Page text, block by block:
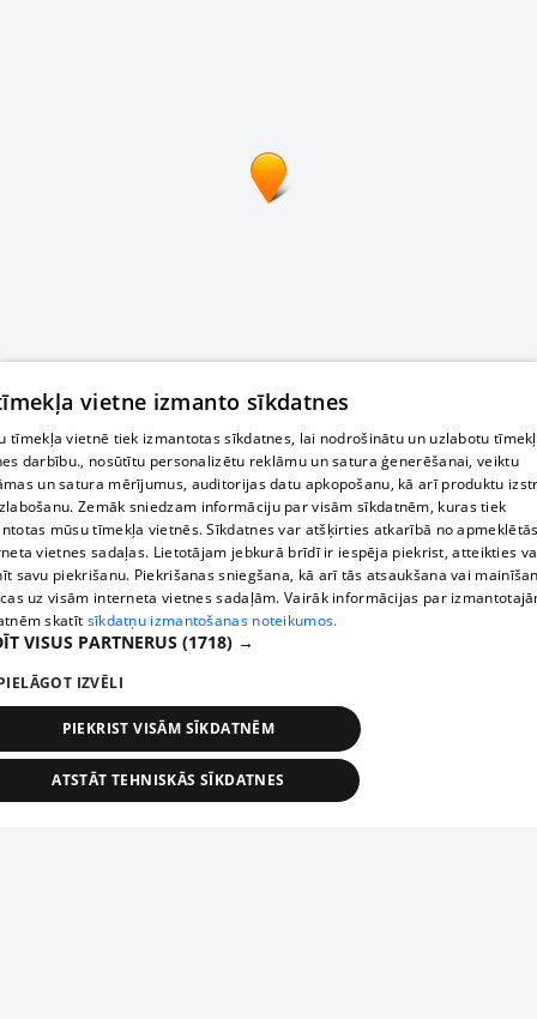
vietne izmanto sīkdatnes
tīmekļa vietnē tiek izmantotas sīkdatnes, lai nodrošinātu un uzlabotu
darbību., nosūtītu personalizētu reklāmu un satura ģenerēšanai, veiktu
un satura mērījumus, auditorijas datu apkopošanu, kā arī produktu
Zemāk sniedzam informāciju par visām sīkdatnēm, kuras tiek
mūsu tīmekļa vietnēs. Sīkdatnes var atšķirties atkarībā no
vietnes sadaļas. Lietotājam jebkurā brīdī ir iespēja piekrist, atteikties
savu piekrišanu. Piekrišanas sniegšana, kā arī tās atsaukšana vai
uz visām interneta vietnes sadaļām. Vairāk informācijas par
skatīt sīkdatņu izmantošanas noteikumos.
VISUS PARTNERUS (1718) →
IZVĒLI
PIEKRIST VISĀM SĪKDATNĒM
ATSTĀT TEHNISKĀS SĪKDATNES